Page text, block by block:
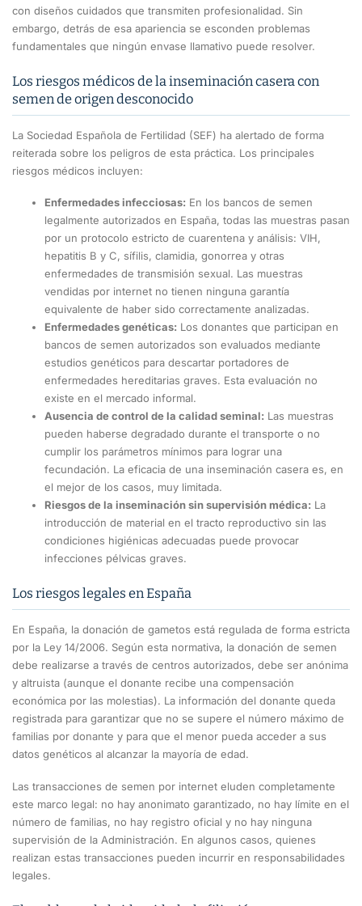
con diseños cuidados que transmiten profesionalidad. Sin
embargo, detrás de esa apariencia se esconden problemas
fundamentales que ningún envase llamativo puede resolver.
Los riesgos médicos de la inseminación casera con
semen de origen desconocido
La Sociedad Española de Fertilidad (SEF) ha alertado de forma
reiterada sobre los peligros de esta práctica. Los principales
riesgos médicos incluyen:
Enfermedades infecciosas: En los bancos de semen
legalmente autorizados en España, todas las muestras pasan
por un protocolo estricto de cuarentena y análisis: VIH,
hepatitis B y C, sífilis, clamidia, gonorrea y otras
enfermedades de transmisión sexual. Las muestras
vendidas por internet no tienen ninguna garantía
equivalente de haber sido correctamente analizadas.
Enfermedades genéticas: Los donantes que participan en
bancos de semen autorizados son evaluados mediante
estudios genéticos para descartar portadores de
enfermedades hereditarias graves. Esta evaluación no
existe en el mercado informal.
Ausencia de control de la calidad seminal: Las muestras
pueden haberse degradado durante el transporte o no
cumplir los parámetros mínimos para lograr una
fecundación. La eficacia de una inseminación casera es, en
el mejor de los casos, muy limitada.
Riesgos de la inseminación sin supervisión médica: La
introducción de material en el tracto reproductivo sin las
condiciones higiénicas adecuadas puede provocar
infecciones pélvicas graves.
Los riesgos legales en España
En España, la donación de gametos está regulada de forma estricta
por la Ley 14/2006. Según esta normativa, la donación de semen
debe realizarse a través de centros autorizados, debe ser anónima
y altruista (aunque el donante recibe una compensación
económica por las molestias). La información del donante queda
registrada para garantizar que no se supere el número máximo de
familias por donante y para que el menor pueda acceder a sus
datos genéticos al alcanzar la mayoría de edad.
Las transacciones de semen por internet eluden completamente
este marco legal: no hay anonimato garantizado, no hay límite en el
número de familias, no hay registro oficial y no hay ninguna
supervisión de la Administración. En algunos casos, quienes
realizan estas transacciones pueden incurrir en responsabilidades
legales.